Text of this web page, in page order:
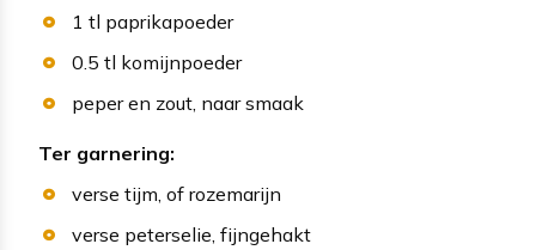
1 tl paprikapoeder
0.5 tl komijnpoeder
peper en zout, naar smaak
Ter garnering:
verse tijm, of rozemarijn
verse peterselie, fijngehakt